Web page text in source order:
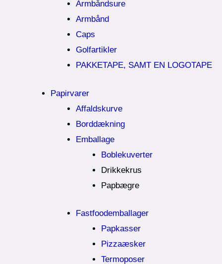
Armbåndsure
Armbånd
Caps
Golfartikler
PAKKETAPE, SAMT EN LOGOTAPE
Papirvarer
Affaldskurve
Borddækning
Emballage
Boblekuverter
Drikkekrus
Papbægre
Fastfoodemballager
Papkasser
Pizzaæsker
Termoposer